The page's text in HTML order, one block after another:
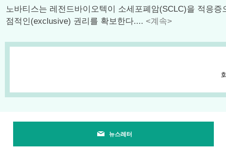
노바티스는 레전드바이오텍이 소세포폐암(SCLC)을 적응
점적인(exclusive) 권리를 확보한다.... <계속>
뉴스레터